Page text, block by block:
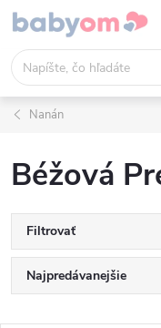
Prejsť
obsah
Nanán
Béžová
Filtrovať
R
Najpredávanejšie